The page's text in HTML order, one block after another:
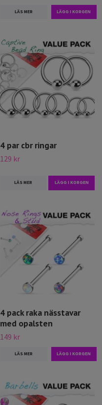
LÄS MER
4 par cbr ringar
129 kr
LÄS MER LÄGG I KORGEN
4 pack raka nässtavar
med opalsten
149 kr
LÄS MER